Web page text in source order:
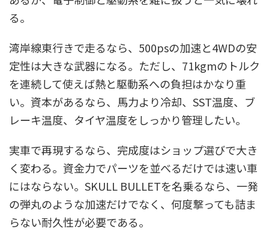
る。
湾岸線東行きで走るなら、500psの加速と4WDの安
定性は大きな武器になる。ただし、71kgmのトルク
を連続して使えば熱と駆動系への負担はかなり重
い。資本があるなら、馬力より冷却、SST温度、ブ
レーキ温度、タイヤ温度をしっかり管理したい。
実車で再現するなら、完成度はショップ選びで大き
く変わる。資金力でパーツを並べるだけでは速い車
にはならない。SKULL BULLETを名乗るなら、一発
の弾丸のような加速だけでなく、何度撃っても詰ま
らない耐久性が必要である。